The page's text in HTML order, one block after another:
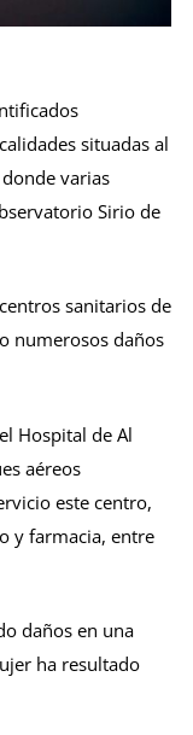
situadas al
varias
Sirio de
sanitarios de
numerosos daños
Hospital de Al
aéreos
este centro,
y farmacia, entre
daños en una
ha resultado